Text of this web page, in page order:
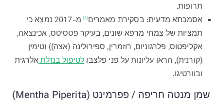
תרופות.
אסמכתא מדעית: בסקירת מאמרים[3]
מ-2017 נמצא כי
תמציות של צמחי מרפא שונים, בעיקר פטסיטס, אכינצאה,
אקליפטוס, פלרגוניום, רוזמרין, ספירולינה (אצה)) וטימין
(קורנית), הראו עליונות על פני פלצבולטיפול בנזלתאלרגית
ובוורטיגו.
שמן מנטה חריפה / פפרמינט (Mentha Piperita)